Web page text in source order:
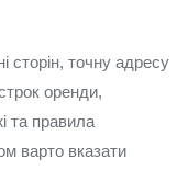
сторін, точну адресу
оренди,
та правила
варто вказати